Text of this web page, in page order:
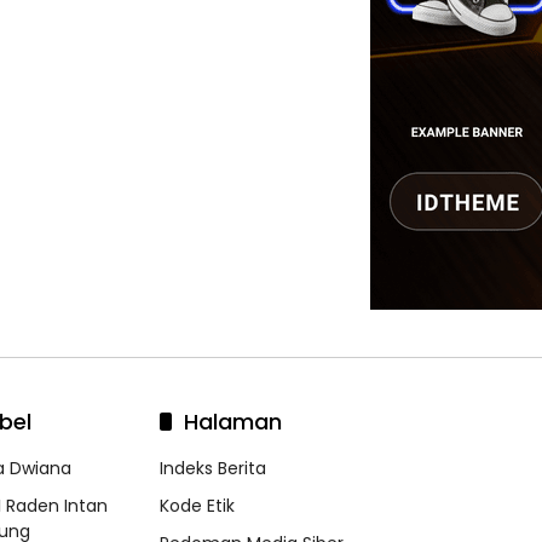
Dwiana
Raden Intan
Halaman
Indeks Berita
Kode Etik